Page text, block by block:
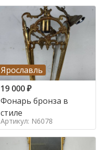
Ярославль
19 000₽
Фонарь бронза в
стиле
Артикул: N6078